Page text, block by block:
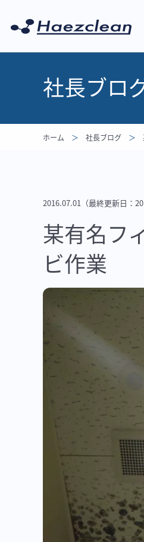
社長ブロ
ホーム 社長ブログ
2016.07.01 （最終更新日：
某有名フ
ビ作業